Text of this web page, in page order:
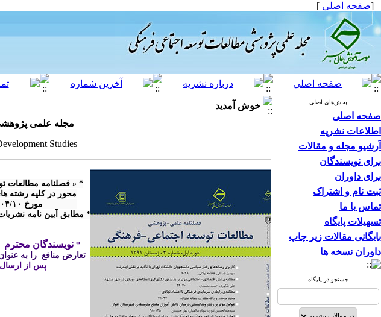
[صفحه اصلی ]
بخش‌های اصلی
صفحه اصلی
اطلاعات نشریه
آرشیو مجله و مقالات
برای نویسندگان
برای داوران
ثبت نام و اشتراک
تماس با ما
تسهیلات پایگاه
بایگانی مقالات زیر چاپ
داوران نسخه ها
جستجو در پایگاه
خوش آمدید
مجله علمی
Studies
* نویسندگان محترم
تعارض منافع  را به
پس از